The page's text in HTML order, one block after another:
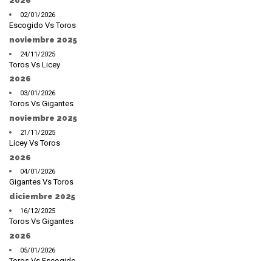
02/01/2026
Escogido Vs Toros
noviembre 2025
24/11/2025
Toros Vs Licey
2026
03/01/2026
Toros Vs Gigantes
noviembre 2025
21/11/2025
Licey Vs Toros
2026
04/01/2026
Gigantes Vs Toros
diciembre 2025
16/12/2025
Toros Vs Gigantes
2026
05/01/2026